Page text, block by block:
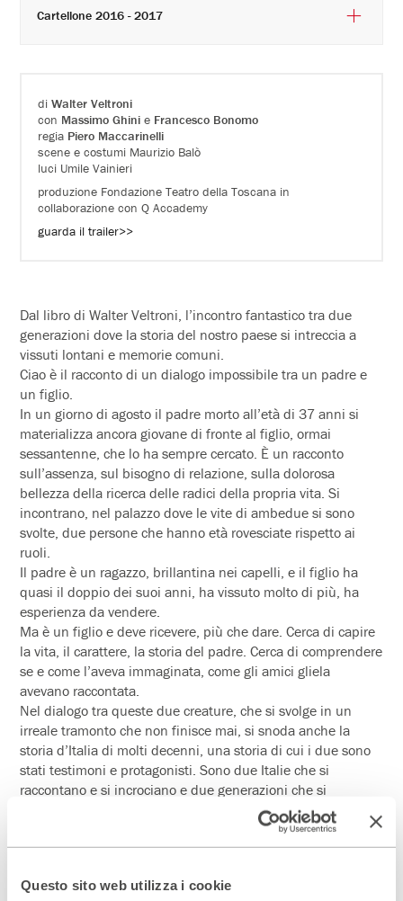
Questo sito web utilizza i cookie
diWalter Veltroni
con Massimo Ghini e Francesco Bonomo
regia Piero Maccarinelli
scene e costumi Maurizio Balò
luci Umile Vainieri
produzione Fondazione Teatro della Toscana in
collaborazione con Q Accademy
guarda il trailer>>
Dal libro di Walter Veltroni, l’incontro fantastico tra due
generazioni dove la storia del nostro paese si intreccia a
vissuti lontani e memorie comuni.
Ciao è il racconto di un dialogo impossibile tra un padre e
un figlio.
In un giorno di agosto il padre morto all’età di 37 anni si
materializza ancora giovane di fronte al figlio, ormai
sessantenne, che lo ha sempre cercato. È un racconto
sull’assenza, sul bisogno di relazione, sulla dolorosa
bellezza della ricerca delle radici della propria vita. Si
incontrano, nel palazzo dove le vite di ambedue si sono
svolte, due persone che hanno età rovesciate rispetto ai
ruoli.
Il padre è un ragazzo, brillantina nei capelli, e il figlio ha
quasi il doppio dei suoi anni, ha vissuto molto di più, ha
esperienza da vendere.
Ma è un figlio e deve ricevere, più che dare. Cerca di capire
la vita, il carattere, la storia del padre. Cerca di comprendere
se e come l’aveva immaginata, come gli amici gliela
avevano raccontata.
Nel dialogo tra queste due creature, che si svolge in un
irreale tramonto che non finisce mai, si snoda anche la
storia d’Italia di molti decenni, una storia di cui i due sono
stati testimoni e protagonisti. Sono due Italie che si
raccontano e si incrociano e due generazioni che si
confrontano: quella del padre, che ha partecipato alla
rinascita del paese nel secondo dopoguerra, e quella del
figlio, che ha partecipato ad una stagione dove molti degli
In scena Massimo Ghini e Francesco Bonomo diretti da
Cartellone 2016 - 2017